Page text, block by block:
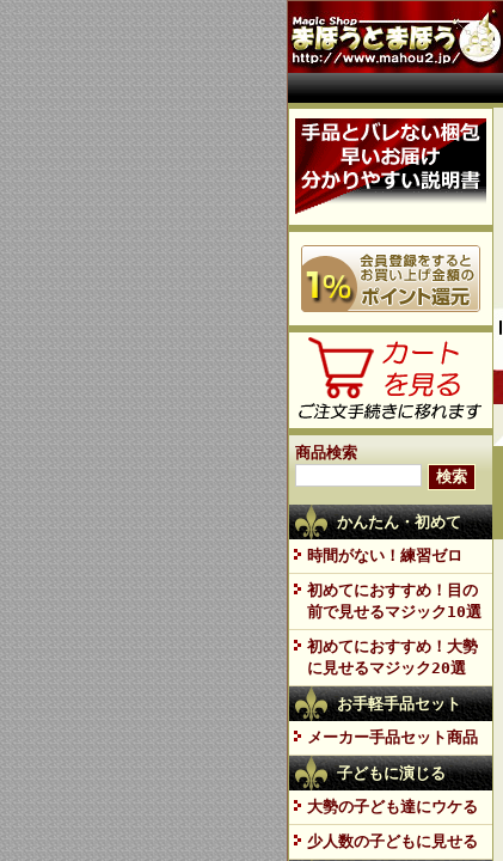
商品検索
かんたん・初めて
時間がない！練習ゼロ
初めてにおすすめ！目の
前で見せるマジック10選
初めてにおすすめ！大勢
に見せるマジック20選
お手軽手品セット
メーカー手品セット商品
子どもに演じる
大勢の子ども達にウケる
少人数の子どもに見せる